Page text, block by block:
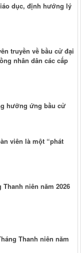
dục, định hướng lý
truyền về bầu cử đại
nhân dân các cấp
hưởng ứng bầu cử
viên là một “phát
niên năm 2026
Thanh niên năm